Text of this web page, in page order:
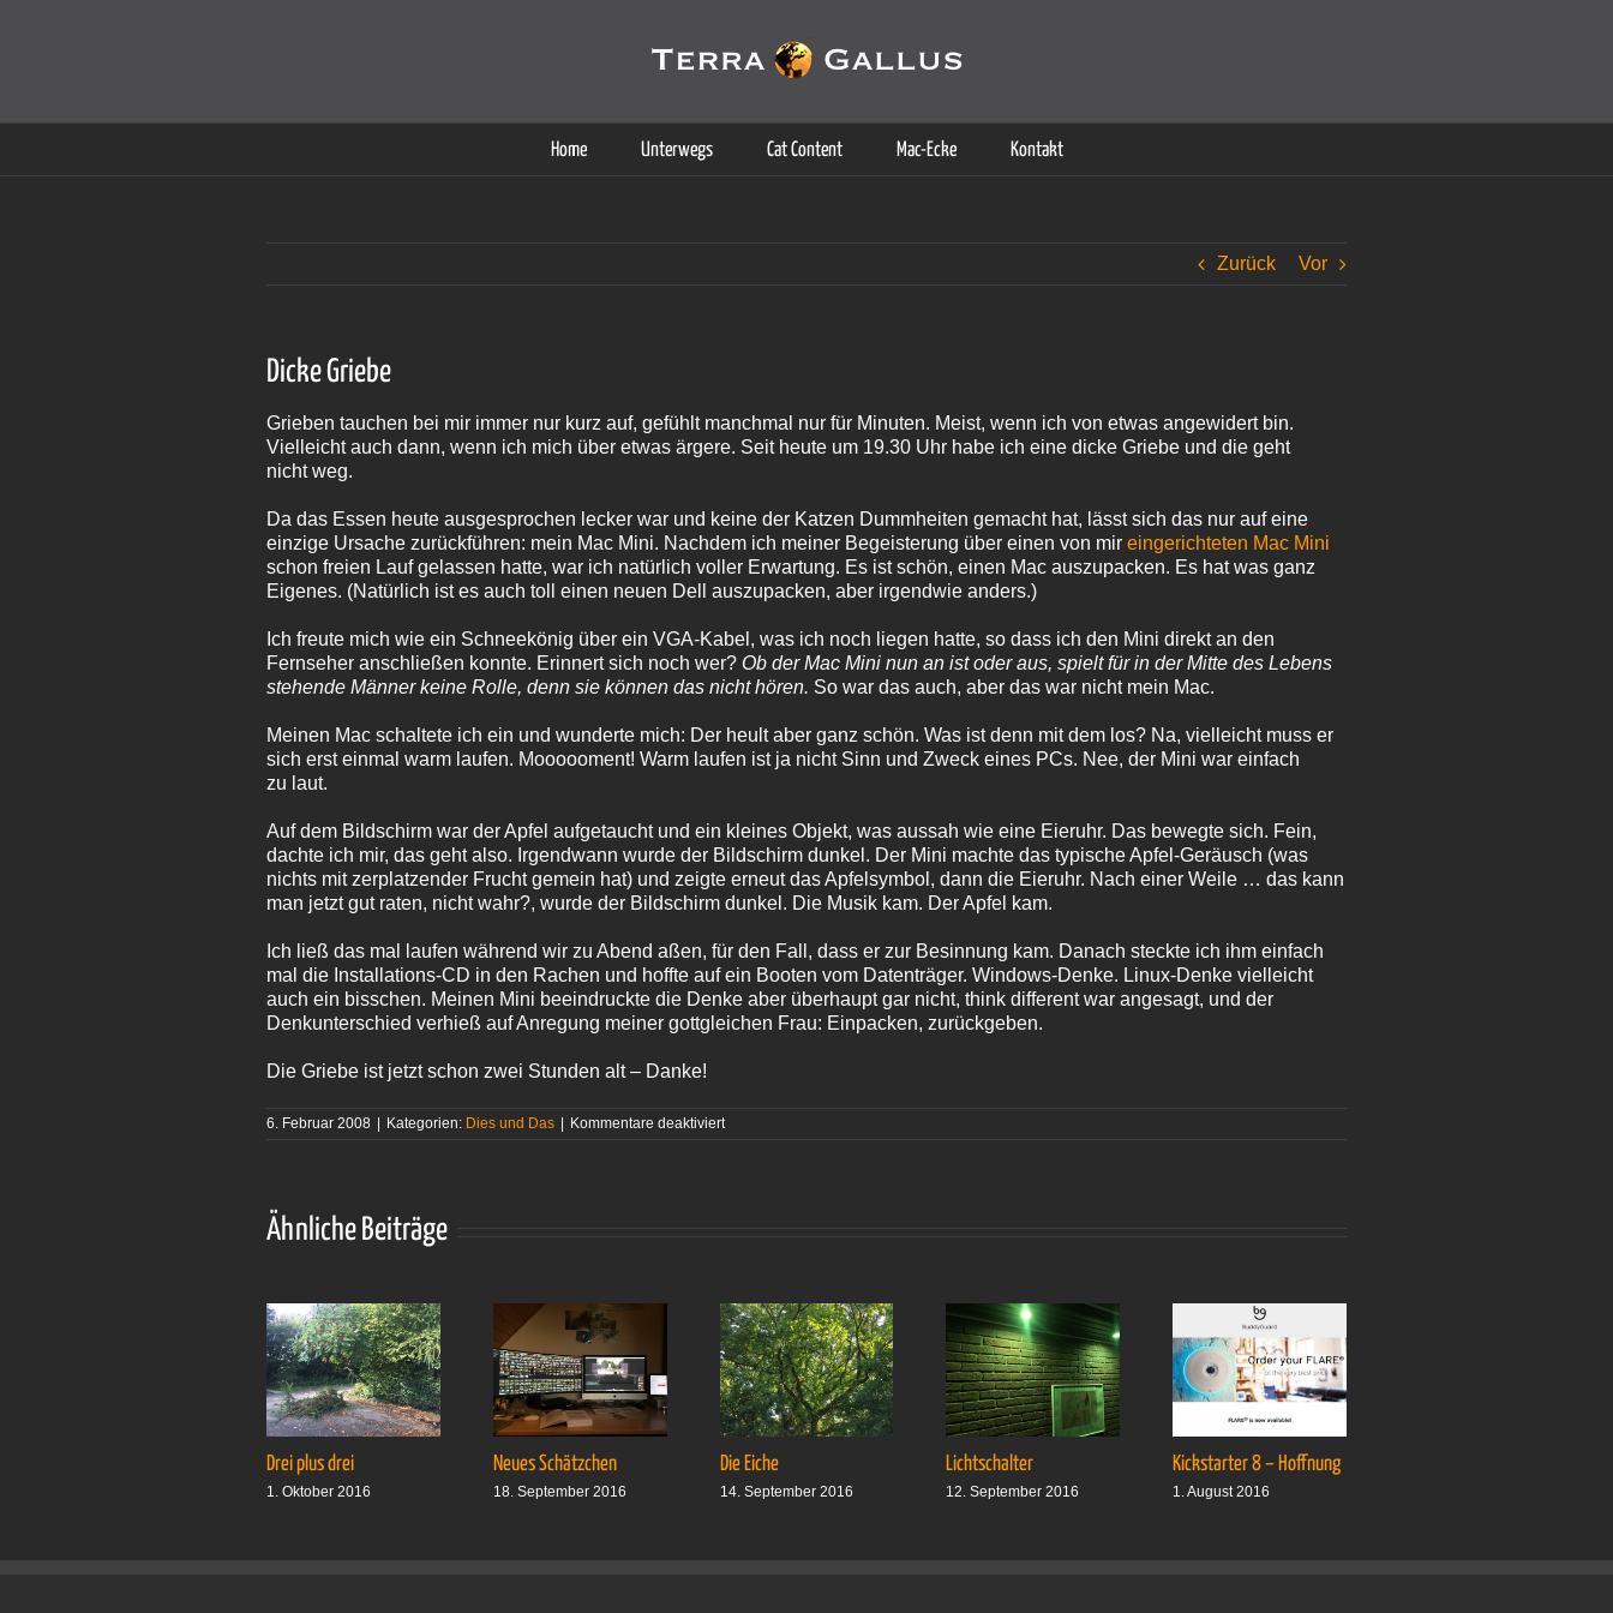
Home Unterwegs Cat Content Mac-Ecke Kontakt
Zurück Vor
Dicke Griebe
Grieben tauchen bei mir immer nur kurz auf, gefühlt manchmal nur für Minuten. Meist, wenn ich von etwas angewidert bin.
Vielleicht auch dann, wenn ich mich über etwas ärgere. Seit heute um 19.30 Uhr habe ich eine dicke Griebe und die geht
nicht weg.
Da das Essen heute ausgesprochen lecker war und keine der Katzen Dummheiten gemacht hat, lässt sich das nur auf eine
einzige Ursache zurückführen: mein Mac Mini. Nachdem ich meiner Begeisterung über einen von mir eingerichteten Mac Mini
schon freien Lauf gelassen hatte, war ich natürlich voller Erwartung. Es ist schön, einen Mac auszupacken. Es hat was ganz
Eigenes. (Natürlich ist es auch toll einen neuen Dell auszupacken, aber irgendwie anders.)
Ich freute mich wie ein Schneekönig über ein VGA-Kabel, was ich noch liegen hatte, so dass ich den Mini direkt an den
Fernseher anschließen konnte. Erinnert sich noch wer? Ob der Mac Mini nun an ist oder aus, spielt für in der Mitte des Lebens
stehende Männer keine Rolle, denn sie können das nicht hören. So war das auch, aber das war nicht mein Mac.
Meinen Mac schaltete ich ein und wunderte mich: Der heult aber ganz schön. Was ist denn mit dem los? Na, vielleicht muss er
sich erst einmal warm laufen. Moooooment! Warm laufen ist ja nicht Sinn und Zweck eines PCs. Nee, der Mini war einfach
zu laut.
Auf dem Bildschirm war der Apfel aufgetaucht und ein kleines Objekt, was aussah wie eine Eieruhr. Das bewegte sich. Fein,
dachte ich mir, das geht also. Irgendwann wurde der Bildschirm dunkel. Der Mini machte das typische Apfel-Geräusch (was
nichts mit zerplatzender Frucht gemein hat) und zeigte erneut das Apfelsymbol, dann die Eieruhr. Nach einer Weile … das kann
man jetzt gut raten, nicht wahr?, wurde der Bildschirm dunkel. Die Musik kam. Der Apfel kam.
Ich ließ das mal laufen während wir zu Abend aßen, für den Fall, dass er zur Besinnung kam. Danach steckte ich ihm einfach
mal die Installations-CD in den Rachen und hoffte auf ein Booten vom Datenträger. Windows-Denke. Linux-Denke vielleicht
auch ein bisschen. Meinen Mini beeindruckte die Denke aber überhaupt gar nicht, think different war angesagt, und der
Denkunterschied verhieß auf Anregung meiner gottgleichen Frau: Einpacken, zurückgeben.
Die Griebe ist jetzt schon zwei Stunden alt – Danke!
6. Februar 2008 | Kategorien: Dies und Das | Kommentare deaktiviertfür
Ähnliche Beiträge
Drei plus drei
1. Oktober 2016
Neues Schätzchen
18. September 2016
Die Eiche
14. September 2016
Lichtschalter
12. September 2016
Kickstarter 8 – Hoffnung
1. August 2016
Cookies helfen auf auf dieser Seite bei der Bereitstellung der Dienste. Durch die Nutzung dieser Webseite erklären Sie sich damit einverstanden, dass Cookies gesetzt werden.
Weitere Informationen